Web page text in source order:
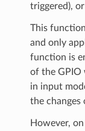
triggered),
This
and only
function is
of the GPIO
in input
the changes
However,